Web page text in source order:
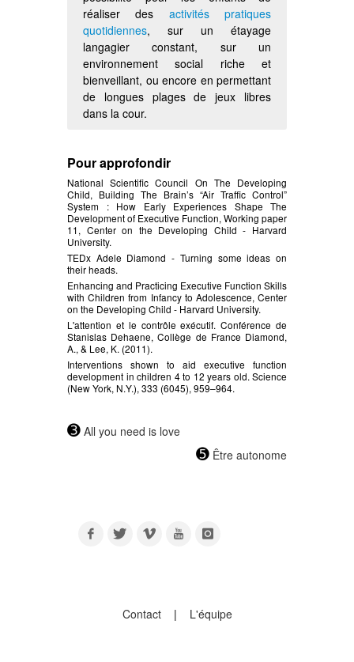
réaliser des activités pratiques
quotidiennes, sur un étayage
langagier constant, sur un
environnement social riche et
bienveillant, ou encore en permettant
de longues plages de jeux libres
dans la cour.
Pour approfondir
National Scientific Council On The Developing
Child, Building The Brain’s “Air Traffic Control”
System : How Early Experiences Shape The
Development of Executive Function, Working paper
11, Center on the Developing Child - Harvard
University.
TEDx Adele Diamond - Turning some ideas on
their heads.
Enhancing and Practicing Executive Function Skills
with Children from Infancy to Adolescence, Center
on the Developing Child - Harvard University.
L'attention et le contrôle exécutif. Conférence de
Stanislas Dehaene, Collège de France Diamond,
A., & Lee, K. (2011).
Interventions shown to aid executive function
development in children 4 to 12 years old. Science
(New York, N.Y.), 333 (6045), 959–964.
➌ All you need is love
➎ Être autonome
Contact | L'équipe